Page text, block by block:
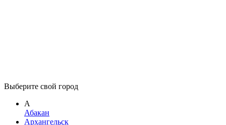
Выберите свой город
А
Абакан
Архангельск